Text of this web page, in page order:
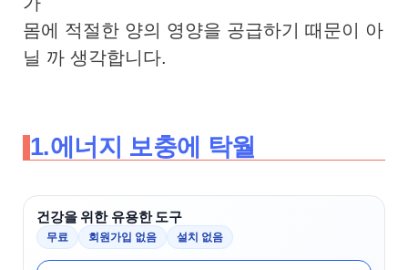
몸에 적절한 양의 영양을 공급하기 때문이 아
닐 까 생각합니다.
1.에너지 보충에 탁월
건강을 위한 유용한 도구
무료 회원가입 없음 설치 없음